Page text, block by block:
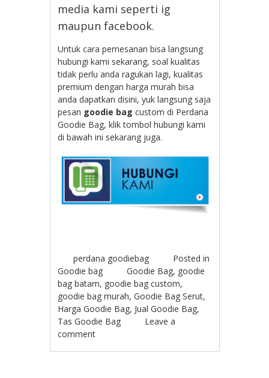
media kami seperti ig
maupun facebook.
Untuk cara pemesanan bisa langsung
hubungi kami sekarang, soal kualitas
tidak perlu anda ragukan lagi, kualitas
premium dengan harga murah bisa
anda dapatkan disini, yuk langsung saja
pesan goodie bag custom di Perdana
Goodie Bag, klik tombol hubungi kami
di bawah ini sekarang juga.
perdana goodiebag
Posted in
Goodie bag
Goodie Bag, goodie
bag batam, goodie bag custom,
goodie bag murah,Goodie Bag Serut,
Harga Goodie Bag, Jual Goodie Bag,
Tas Goodie Bag
Leave a
comment